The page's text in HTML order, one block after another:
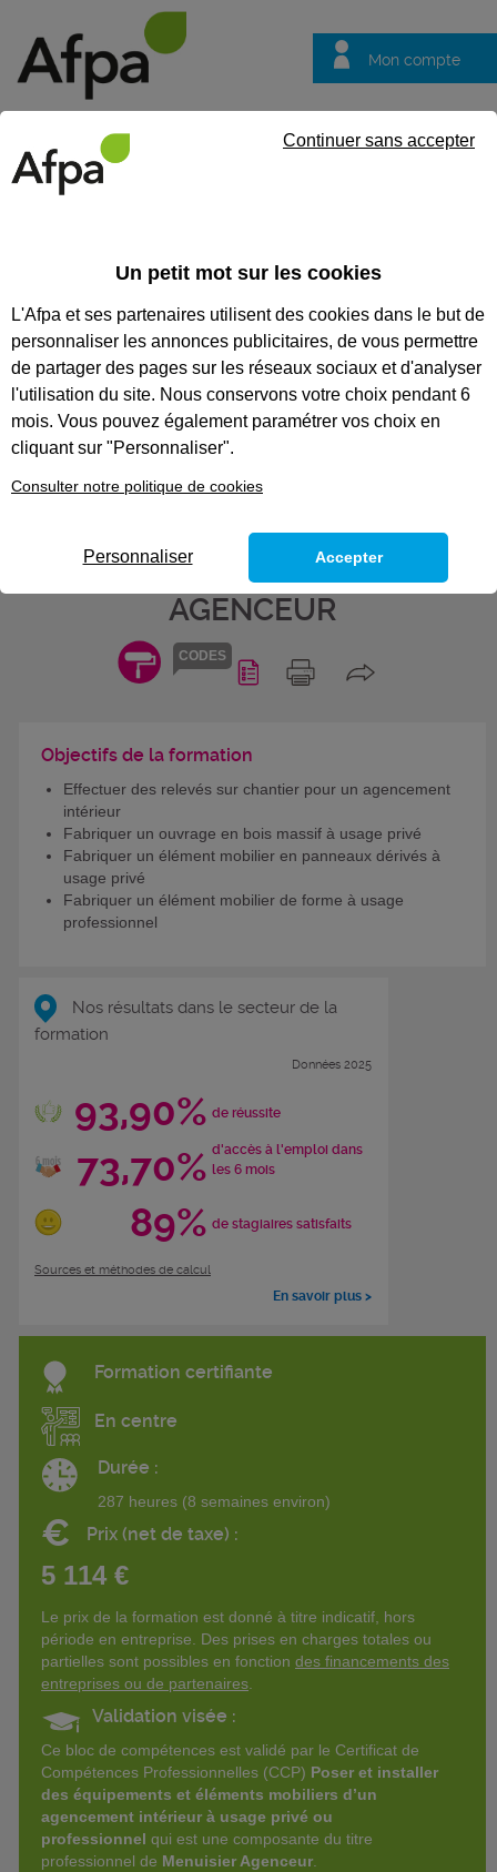
Mon compte
questions
Eligible au CPF * Formation certifiante
CODES
POSER ET INSTALLER DES
ÉQUIPEMENTS ET ÉLÉMENTS
MOBILIERS D’UN AGENCEMENT
INTÉRIEUR À USAGE PRIVÉ OU
PROFESSIONNEL - BLOC DE
COMPÉTENCES DU TITRE
PROFESSIONNEL MENUISIER
AGENCEUR
Objectifs de la formation
Effectuer des relevés sur chantier pour un agencement
intérieur
Fabriquer un ouvrage en bois massif à usage privé
Fabriquer un élément mobilier en panneaux dérivés à
usage privé
Fabriquer un élément mobilier de forme à usage
professionnel
Nos résultats dans le secteur de la
formation
Données 2025
93,90% de réussite
73,70% d'accès à l'emploi dans
les 6 mois
89% de stagiaires satisfaits
Sources et méthodes de calcul
En savoir plus >
Formation certifiante
En centre
Durée :
287 heures (8 semaines environ)
€ Prix (net de taxe) :
5 114 €
Le prix de la formation est donné à titre indicatif, hors
période en entreprise. Des prises en charges totales ou
partielles sont possibles en fonction des financements des
entreprises ou de partenaires
Validation visée :
Ce bloc de compétences est validé par le Certificat de
Compétences Professionnelles (CCP) Poser et installer
des équipements et éléments mobiliers d’un
agencement intérieur à usage privé ou
professionnel qui est une composante du titre
professionnel de Menuisier Agenceur
Un petit mot sur les cookies
L'Afpa et ses partenaires utilisent des cookies dans le but de
personnaliser les annonces publicitaires, de vous permettre
de partager des pages sur les réseaux sociaux et d'analyser
l'utilisation du site. Nous conservons votre choix pendant 6
mois. Vous pouvez également paramétrer vos choix en
cliquant sur "Personnaliser".
Consulter notre politique de cookies
Continuer sans accepter
Personnaliser Accepter